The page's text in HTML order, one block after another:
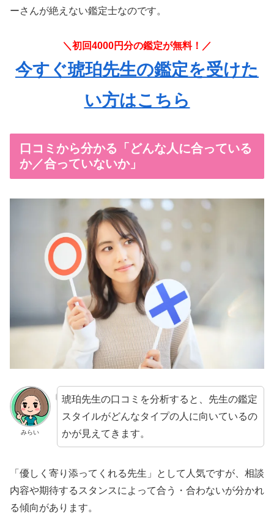
ーさんが絶えない鑑定士なのです。
＼初回4000円分の鑑定が無料！／
今すぐ琥珀先生の鑑定を受けた
い方はこちら
口コミから分かる「どんな人に合っている
か／合っていないか」
みらい
琥珀先生の口コミを分析すると、先生の鑑定
スタイルがどんなタイプの人に向いているの
かが見えてきます。
「優しく寄り添ってくれる先生」として人気ですが、相談
内容や期待するスタンスによって合う・合わないが分かれ
る傾向があります。